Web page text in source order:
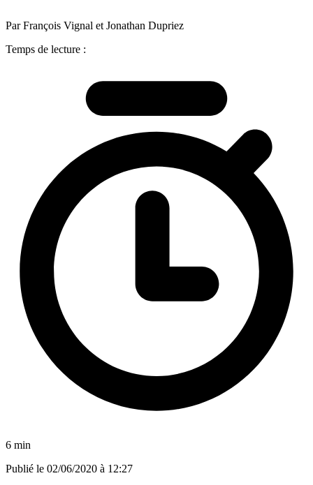
Par François Vignal et Jonathan Dupriez
Temps de lecture :
6 min
Publié le 02/06/2020 à 12:27